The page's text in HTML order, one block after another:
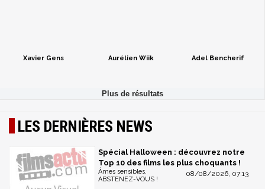
Xavier Gens Aurélien Wiik Adel Bencherif
LES DERNIÈRES NEWS
Spécial Halloween : découvrez notre
Top 10 des films les plus choquants !
08/08/2026, 07:13
Âmes sensibles,
ABSTENEZ-VOUS !